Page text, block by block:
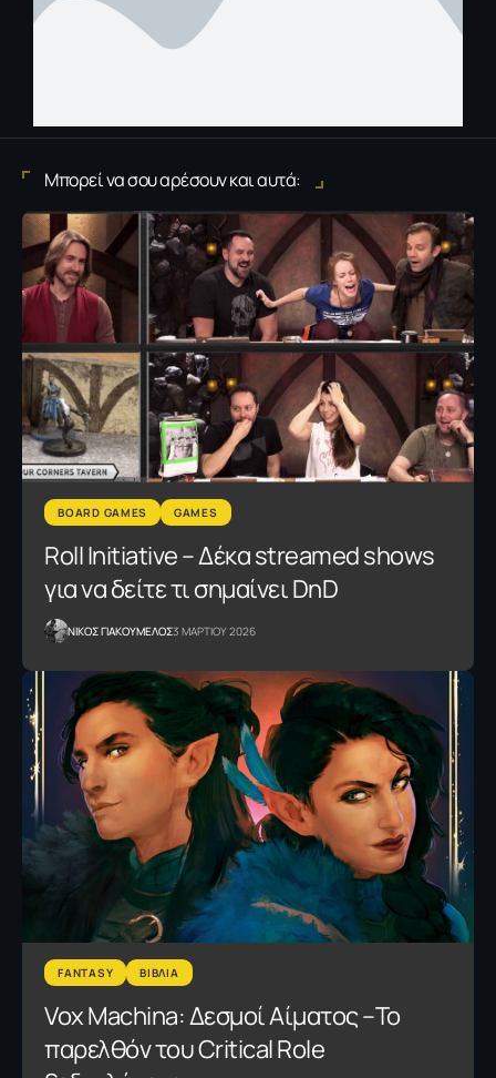
Μπορεί να σου αρέσουν και αυτά:
BOARD GAMES GAMES
Roll Initiative – Δέκα streamed shows
για να δείτε τι σημαίνει DnD
NΙΚΟΣ ΓΙΑΚΟΥΜΕΛΟΣ3 ΜΑΡΤΙΟΥ 2026
FANTASY ΒΙΒΛΙΑ
Vox Machina: Δεσμοί Αίματος –Το
παρελθόν του Critical Role